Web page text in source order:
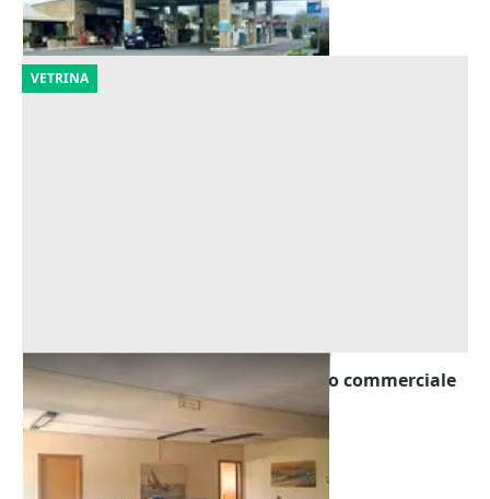
08/10/2026
VETRINA
Asta Ufficio e box auto in complesso commerciale
Terni
Offerta minima
91.538 €